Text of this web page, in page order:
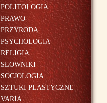
POLITOLOGIA
PRAWO
PRZYRODA
PSYCHOLOGIA
RELIGIA
SŁOWNIKI
SOCJOLOGIA
SZTUKI PLASTYCZNE
VARIA